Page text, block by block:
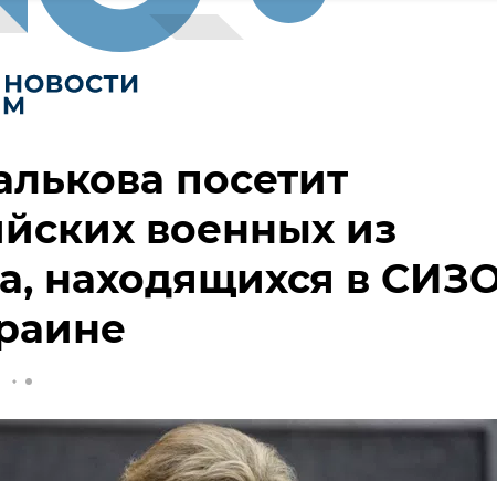
посетит
военных из
находящихся в